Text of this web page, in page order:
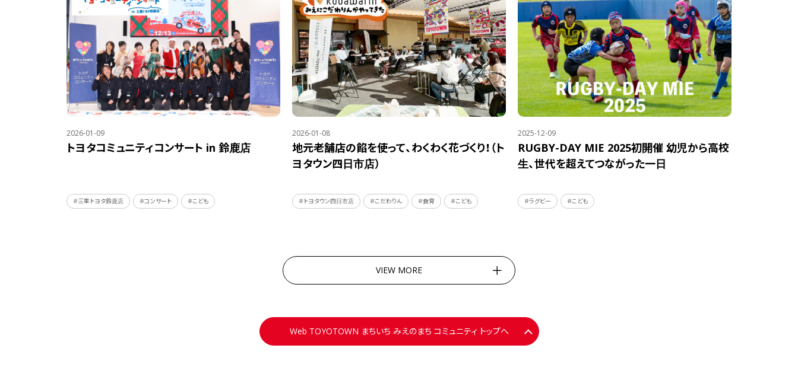
2026-01-09
トヨタコミュニティコンサート in 鈴鹿店
＃三重トヨタ鈴鹿店 ＃コンサート ＃こども
2026-01-08
地元老舗店の餡を使って、わくわく花づくり！（ト
ヨタウン四日市店）
＃トヨタウン四日市店 ＃こだわりん ＃食育 ＃こども
2025-12-09
RUGBY-DAY MIE 2025初開催 幼児から高校
生、世代を超えてつながった一日
＃ラグビー ＃こども
VIEW MORE
Web TOYOTOWN まちいち みえのまち コミュニティ トップへ